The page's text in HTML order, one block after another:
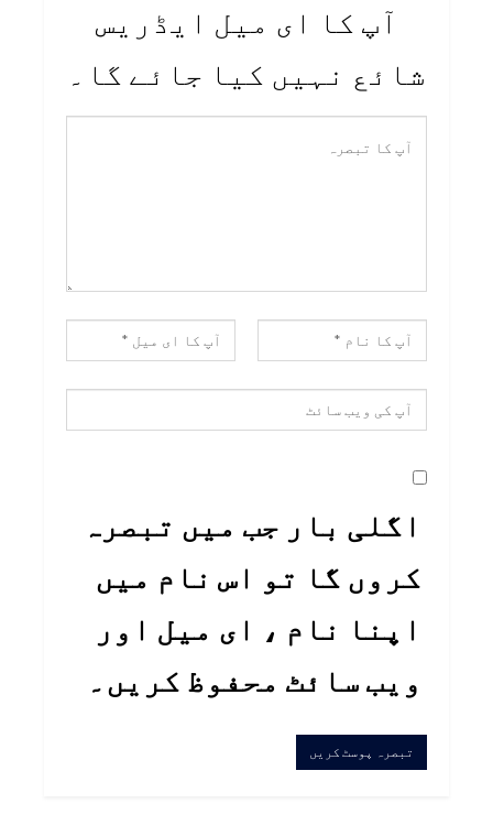
آپ کا ای میل ایڈریس
شائع نہیں کیا جائے گا۔
اگلی بار جب میں تبصرہ
کروں گا تو اس نام میں
اپنا نام ، ای میل اور
ویب سائٹ محفوظ کریں۔